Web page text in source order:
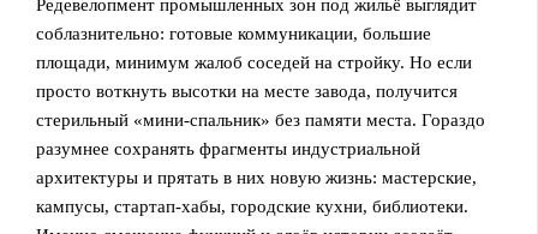
Редевелопмент промышленных зон под жильё выглядит
соблазнительно: готовые коммуникации, большие
площади, минимум жалоб соседей на стройку. Но если
просто воткнуть высотки на месте завода, получится
стерильный «мини-спальник» без памяти места. Гораздо
разумнее сохранять фрагменты индустриальной
архитектуры и прятать в них новую жизнь: мастерские,
кампусы, стартап‑хабы, городские кухни, библиотеки.